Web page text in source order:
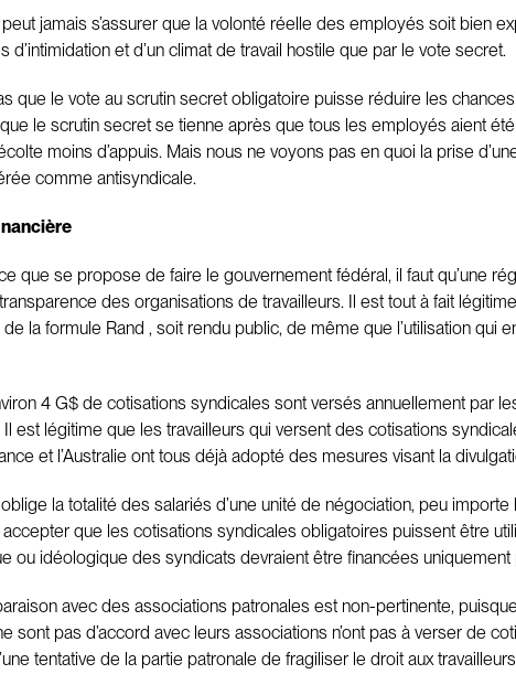
jamais s’assurer que la volonté réelle des employés soit bien
d’intimidation et d’un climat de travail hostile que par le vote secret.
que le vote au scrutin secret obligatoire puisse réduire les
le scrutin secret se tienne après que tous les employés aient
moins d’appuis. Mais nous ne voyons pas en quoi la prise
comme antisyndicale.
que se propose de faire le gouvernement fédéral, il faut qu’une
des organisations de travailleurs. Il est tout à fait
la formule Rand , soit rendu public, de même que l’utilisation
4 G$ de cotisations syndicales sont versés annuellement par
est légitime que les travailleurs qui versent des cotisations
et l’Australie ont tous déjà adopté des mesures visant la
la totalité des salariés d’une unité de négociation, peu
que les cotisations syndicales obligatoires puissent être
ou idéologique des syndicats devraient être financées
avec des associations patronales est non-pertinente,
sont pas d’accord avec leurs associations n’ont pas à verser de
tentative de la partie patronale de fragiliser le droit aux